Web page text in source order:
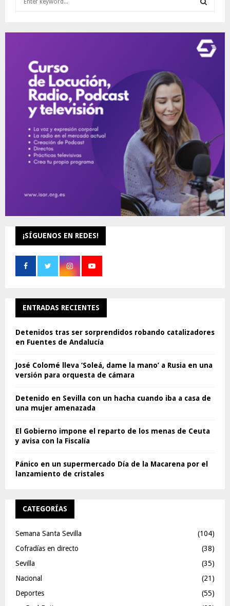
E
¡SÍGUENOS EN REDES!
ENTRADAS RECIENTES
Detenidos tras ser sorprendidos robando catalizadores
en Fuentes de Andalucía
José Colomé lleva ‘Soleá, dame la mano’ a Rusia en una
versión para orquesta de cámara
Detenido en Sevilla con un hacha cuando iba a casa de
una mujer amenazada
El Gobierno impone el reparto de los menas de Ceuta
y avisa con la Fiscalía
Pánico en un supermercado Día de la Macarena por el
lanzamiento de cristales
CATEGORÍAS
Semana Santa Sevilla
(104)
Cofradías en directo
(38)
Sevilla
(35)
Nacional
(21)
Deportes
(55)